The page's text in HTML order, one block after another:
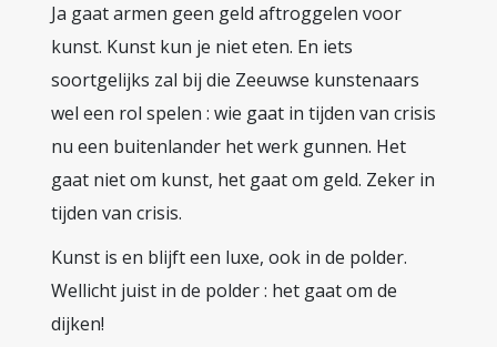
Ja gaat armen geen geld aftroggelen voor
kunst. Kunst kun je niet eten. En iets
soortgelijks zal bij die Zeeuwse kunstenaars
wel een rol spelen : wie gaat in tijden van crisis
nu een buitenlander het werk gunnen. Het
gaat niet om kunst, het gaat om geld. Zeker in
tijden van crisis.
Kunst is en blijft een luxe, ook in de polder.
Wellicht juist in de polder : het gaat om de
dijken!